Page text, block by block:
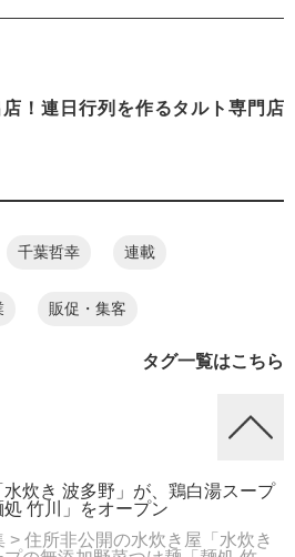
！連日行列を作るタルト専門店
千葉哲幸 連載
販促・集客
タグ一覧はこちら
炊き 波多野」が、鶏白湯スープ
竹川」をオープン
> 住所非公開の水炊き屋「水炊き